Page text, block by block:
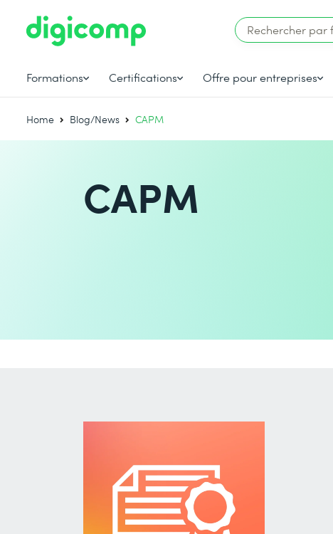
Formations Certifications Offre pour entreprises
Home Blog/News CAPM
CAPM